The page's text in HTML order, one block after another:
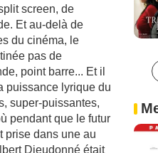
screen, de
Et au-delà de
du cinéma, le
pas de
point barre... Et il
puissance lyrique du
super-puissantes,
pendant que le futur
prise dans une au
Dieudonné était